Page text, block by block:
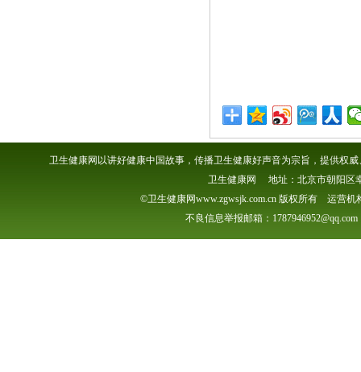
卫生健康网以讲好健康中国故事，传播卫生健康好声音为宗旨，提供权
卫生健康网 地址：北京市朝阳区
©卫生健康网www.zgwsjk.com.cn 版权所有 运营
不良信息举报邮箱：